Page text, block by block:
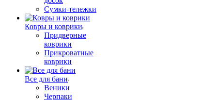
Сумки-тележки
Ковры и коврики
Придверные
коврики
Прикроватные
коврики
Все для бани
Веники
Черпаки